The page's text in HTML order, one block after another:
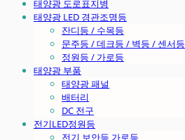
태양광 도로표지병
태양광 LED 경관조명등
잔디등 / 수목등
문주등 / 데크등 / 벽등 / 센서등
정원등 / 가로등
태양광 부품
태양광 패널
배터리
DC 전구
전기LED정원등
전기 보안등 가로등